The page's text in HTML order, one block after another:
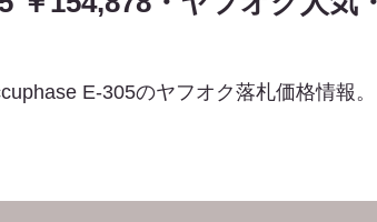
E-305のヤフオク落札価格情報